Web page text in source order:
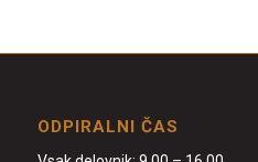
ODPIRALNI ČAS